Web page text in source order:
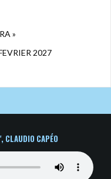
»
2027
CLAUDIO CAPÉO